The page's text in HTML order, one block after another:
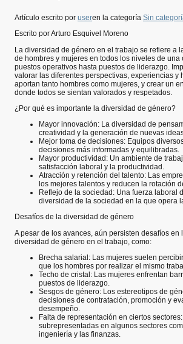
Artículo escrito por useren la categoría Sin
Escrito por Arturo Esquivel Moreno
La diversidad de género en el trabajo se refiere a
de hombres y mujeres en todos los niveles de una
puestos operativos hasta puestos de liderazgo.
valorar las diferentes perspectivas, experiencias y
aportan tanto hombres como mujeres, y crear un
donde todos se sientan valorados y respetados.
¿Por qué es importante la diversidad de género?
Mayor innovación: La diversidad de
creatividad y la generación de nuevas
Mejor toma de decisiones: Equipos
decisiones más informadas y equilibradas.
Mayor productividad: Un ambiente de
satisfacción laboral y la productividad.
Atracción y retención del talento: Las
los mejores talentos y reducen la rotación
Reflejo de la sociedad: Una fuerza laboral
diversidad de la sociedad en la que opera
Desafíos de la diversidad de género
A pesar de los avances, aún persisten desafíos en
diversidad de género en el trabajo, como:
Brecha salarial: Las mujeres suelen
que los hombres por realizar el mismo
Techo de cristal: Las mujeres enfrentan
puestos de liderazgo.
Sesgos de género: Los estereotipos de
decisiones de contratación, promoción y
desempeño.
Falta de representación en ciertos
subrepresentadas en algunos sectores
ingeniería y las finanzas.